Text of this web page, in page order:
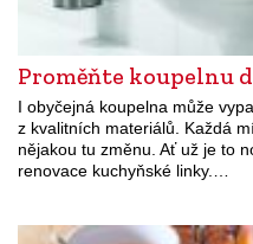
Proměňte koupelnu
I obyčejná koupelna může
z kvalitních materiálů. Každá
nějakou tu změnu. Ať už je to
renovace kuchyňské linky.…